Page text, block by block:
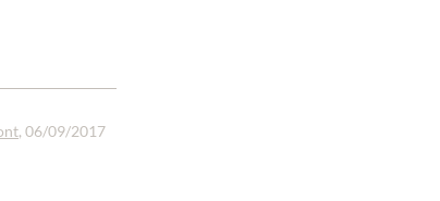
, 06/09/2017